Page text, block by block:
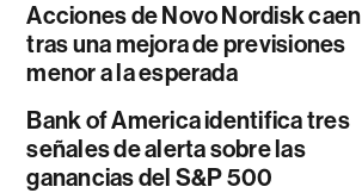
Acciones de Novo Nordisk caen
tras una mejora de previsiones
menor a la esperada
Bank of America identifica tres
señales de alerta sobre las
ganancias del S&P 500